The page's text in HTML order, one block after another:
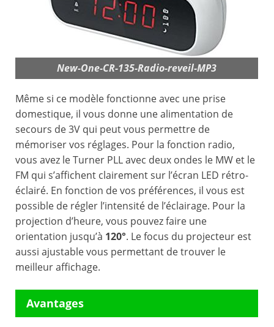
New-One-CR-135-Radio-reveil-MP3
Même si ce modèle fonctionne avec une prise
domestique, il vous donne une alimentation de
secours de 3V qui peut vous permettre de
mémoriser vos réglages. Pour la fonction radio,
vous avez le Turner PLL avec deux ondes le MW et le
FM qui s’affichent clairement sur l’écran LED rétro-
éclairé. En fonction de vos préférences, il vous est
possible de régler l’intensité de l’éclairage. Pour la
projection d’heure, vous pouvez faire une
orientation jusqu’à 120°. Le focus du projecteur est
aussi ajustable vous permettant de trouver le
meilleur affichage.